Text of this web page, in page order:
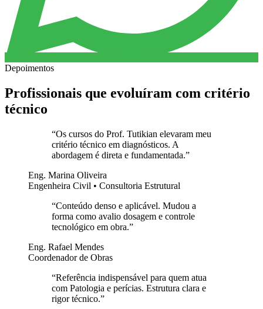
Depoimentos
Profissionais que evoluíram com critério
técnico
“Os cursos do Prof. Tutikian elevaram meu
critério técnico em diagnósticos. A
abordagem é direta e fundamentada.”
Eng. Marina Oliveira
Engenheira Civil • Consultoria Estrutural
“Conteúdo denso e aplicável. Mudou a
forma como avalio dosagem e controle
tecnológico em obra.”
Eng. Rafael Mendes
Coordenador de Obras
“Referência indispensável para quem atua
com Patologia e perícias. Estrutura clara e
rigor técnico.”